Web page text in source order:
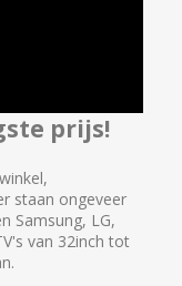
prijs!
staan ongeveer
Samsung, LG,
van 32inch tot